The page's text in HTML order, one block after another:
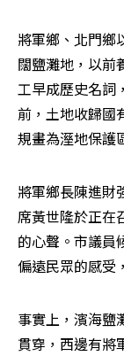
將軍鄉、北門鄉
闊鹽灘地，以前
工早成歷史名詞
前，土地收歸國
規畫為溼地保護
將軍鄉長陳進財
席黃世隆於正在
的心聲。市議員
偏遠民眾的感受
事實上，濱海鹽
貫穿，西邊有將